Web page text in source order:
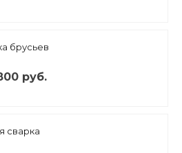
брусьев
руб.
сварка